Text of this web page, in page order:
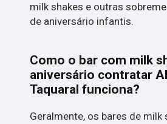
milk shakes e outras
de aniversário infantis.
Como o bar com milk
aniversário contratar
Taquaral funciona?
Geralmente, os bares de milk